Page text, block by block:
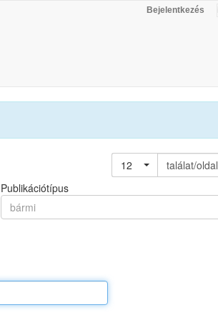
Bejelentkezés
12
találat/oldal
Publikációtípus
bármi